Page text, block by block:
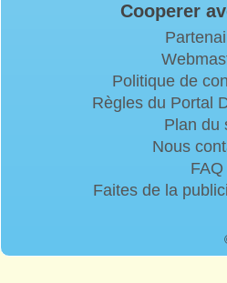
Cooperer
Politique de
Règles du Portal
Plan du
Nous
FAQ
Faites de la